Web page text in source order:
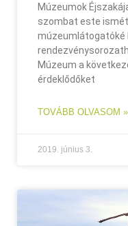
Múzeumok
szombat este
múzeumlátogatóké
Múzeum a
érdeklődőket
TOVÁBB OLVASOM »
2019. június 3.